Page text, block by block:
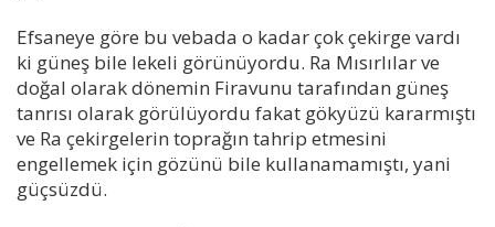
Efsaneye göre bu vebada o kadar çok çekirge vardı
ki güneş bile lekeli görünüyordu. Ra Mısırlılar ve
doğal olarak dönemin Firavunu tarafından güneş
tanrısı olarak görülüyordu fakat gökyüzü kararmıştı
ve Ra çekirgelerin toprağın tahrip etmesini
engellemek için gözünü bile kullanamamıştı, yani
güçsüzdü.